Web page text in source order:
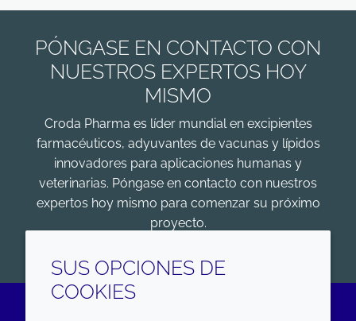
PÓNGASE EN CONTACTO CON
NUESTROS EXPERTOS HOY
MISMO
Croda Pharma es líder mundial en excipientes
farmacéuticos, adyuvantes de vacunas y lípidos
innovadores para aplicaciones humanas y
veterinarias. Póngase en contacto con nuestros
expertos hoy mismo para comenzar su próximo
proyecto.
SUS OPCIONES DE
COOKIES